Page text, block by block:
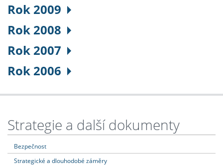
Rok 2009
Rok 2008
Rok 2007
Rok 2006
Strategie a další dokumenty
Bezpečnost
Strategické a dlouhodobé záměry